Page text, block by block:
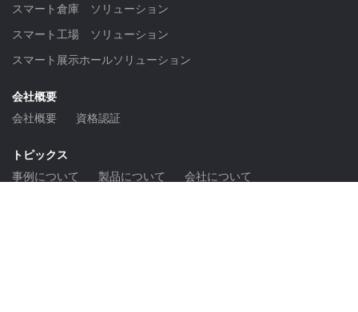
スマート倉庫 ソリューション
スマート工場 ソリューション
スマート展示ホールソリューション
会社概要
会社概要
資格認証
トピックス
事例について
製品について 会社について